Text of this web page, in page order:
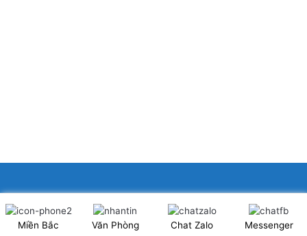
XINGFA GLASS VIỆT NAM JSC
Showroom: Số 40 Ngõ 41 Đông Tác, P.Kim Liên, Q.Đống Đa,
Miền Bắc Văn Phòng Chat Zalo Messenger